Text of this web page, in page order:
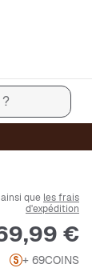
que les frais
d'expédition
€
+ 69COINS